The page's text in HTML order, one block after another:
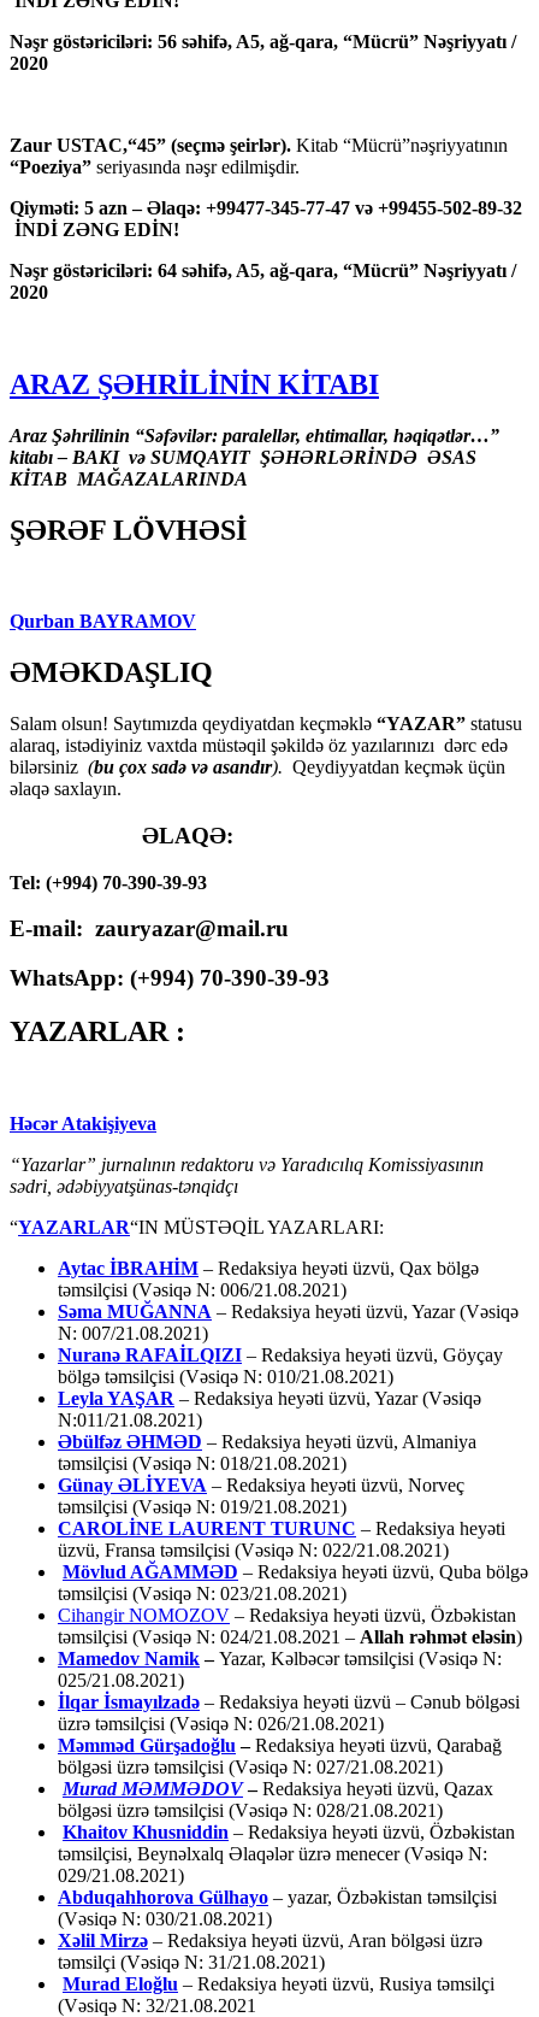
Nəşr göstəriciləri: 56 səhifə, A5, ağ-qara, “Mücrü” Nəşriyyatı /
2020
Zaur USTAC,“45” (seçmə şeirlər). Kitab “Mücrü”nəşriyyatının
“Poeziya” seriyasında nəşr edilmişdir.
Qiyməti: 5 azn – Əlaqə: +99477-345-77-47 və +99455-502-89-32
İNDİ ZƏNG EDİN!
Nəşr göstəriciləri: 64 səhifə, A5, ağ-qara, “Mücrü” Nəşriyyatı /
2020
ARAZ ŞƏHRİLİNİN KİTABI
Araz Şəhrilinin “Səfəvilər: paralellər, ehtimallar, həqiqətlər…”
kitabı – BAKI və SUMQAYIT ŞƏHƏRLƏRİNDƏ ƏSAS
KİTAB MAĞAZALARINDA
ŞƏRƏF LÖVHƏSİ
Qurban BAYRAMOV
ƏMƏKDAŞLIQ
Salam olsun! Saytımızda qeydiyatdan keçməklə “YAZAR” statusu
alaraq, istədiyiniz vaxtda müstəqil şəkildə öz yazılarınızı dərc edə
bilərsiniz (bu çox sadə və asandır). Qeydiyyatdan keçmək üçün
əlaqə saxlayın.
ƏLAQƏ:
Tel: (+994) 70-390-39-93
E-mail: zauryazar@mail.ru
WhatsApp: (+994) 70-390-39-93
YAZARLAR :
Həcər Atakişiyeva
“Yazarlar” jurnalının redaktoru və Yaradıcılıq Komissiyasının
sədri, ədəbiyyatşünas-tənqidçı
“YAZARLAR“IN MÜSTƏQİL YAZARLARI:
Aytac İBRAHİM – Redaksiya heyəti üzvü, Qax bölgə
təmsilçisi (Vəsiqə N: 006/21.08.2021)
Səma MUĞANNA – Redaksiya heyəti üzvü, Yazar (Vəsiqə
N: 007/21.08.2021)
Nuranə RAFAİLQIZI – Redaksiya heyəti üzvü, Göyçay
bölgə təmsilçisi (Vəsiqə N: 010/21.08.2021)
Leyla YAŞAR – Redaksiya heyəti üzvü, Yazar (Vəsiqə
N:011/21.08.2021)
Əbülfəz ƏHMƏD – Redaksiya heyəti üzvü, Almaniya
təmsilçisi (Vəsiqə N: 018/21.08.2021)
Günay ƏLİYEVA – Redaksiya heyəti üzvü, Norveç
təmsilçisi (Vəsiqə N: 019/21.08.2021)
CAROLİNE LAURENT TURUNC – Redaksiya heyəti
üzvü, Fransa təmsilçisi (Vəsiqə N: 022/21.08.2021)
Mövlud AĞAMMƏD – Redaksiya heyəti üzvü, Quba bölgə
təmsilçisi (Vəsiqə N: 023/21.08.2021)
Cihangir NOMOZOV – Redaksiya heyəti üzvü, Özbəkistan
təmsilçisi (Vəsiqə N: 024/21.08.2021 – Allah rəhmət eləsin)
Mamedov Namik–Yazar, Kəlbəcər təmsilçisi (Vəsiqə N:
025/21.08.2021)
İlqar İsmayılzadə – Redaksiya heyəti üzvü – Cənub bölgəsi
üzrə təmsilçisi (Vəsiqə N: 026/21.08.2021)
Məmməd Gürşadoğlu –Redaksiya heyəti üzvü, Qarabağ
bölgəsi üzrə təmsilçisi (Vəsiqə N: 027/21.08.2021)
Murad MƏMMƏDOV –Redaksiya heyəti üzvü, Qazax
bölgəsi üzrə təmsilçisi (Vəsiqə N: 028/21.08.2021)
Khaitov Khusniddin – Redaksiya heyəti üzvü, Özbəkistan
təmsilçisi, Beynəlxalq Əlaqələr üzrə menecer (Vəsiqə N:
029/21.08.2021)
Abduqahhorova Gülhayo – yazar, Özbəkistan təmsilçisi
(Vəsiqə N: 030/21.08.2021)
Xəlil Mirzə – Redaksiya heyəti üzvü, Aran bölgəsi üzrə
təmsilçi (Vəsiqə N: 31/21.08.2021)
Murad Eloğlu – Redaksiya heyəti üzvü, Rusiya təmsilçi
(Vəsiqə N: 32/21.08.2021